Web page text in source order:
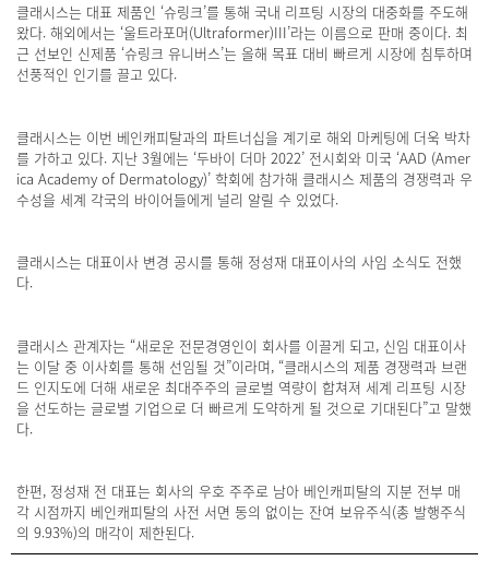
클래시스는 대표 제품인 ‘슈링크’를 통해 국내 리프팅 시장의 대중화를 주도해
왔다. 해외에서는 ‘울트라포머(Ultraformer)III’라는 이름으로 판매 중이다. 최
근 선보인 신제품 ‘슈링크 유니버스’는 올해 목표 대비 빠르게 시장에 침투하며
선풍적인 인기를 끌고 있다.
클래시스는 이번 베인캐피탈과의 파트너십을 계기로 해외 마케팅에 더욱 박차
를 가하고 있다. 지난 3월에는 ‘두바이 더마 2022’ 전시회와 미국 ‘AAD (Amer
ica Academy of Dermatology)’ 학회에 참가해 클래시스 제품의 경쟁력과 우
수성을 세계 각국의 바이어들에게 널리 알릴 수 있었다.
클래시스는 대표이사 변경 공시를 통해 정성재 대표이사의 사임 소식도 전했
다.
클래시스 관계자는 “새로운 전문경영인이 회사를 이끌게 되고, 신임 대표이사
는 이달 중 이사회를 통해 선임될 것”이라며, “클래시스의 제품 경쟁력과 브랜
드 인지도에 더해 새로운 최대주주의 글로벌 역량이 합쳐져 세계 리프팅 시장
을 선도하는 글로벌 기업으로 더 빠르게 도약하게 될 것으로 기대된다”고 말했
다.
한편, 정성재 전 대표는 회사의 우호 주주로 남아 베인캐피탈의 지분 전부 매
각 시점까지 베인캐피탈의 사전 서면 동의 없이는 잔여 보유주식(총 발행주식
의 9.93%)의 매각이 제한된다.